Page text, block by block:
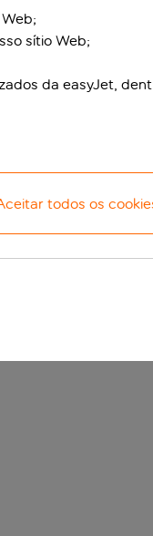
sítio Web;
da easyJet,
todos os